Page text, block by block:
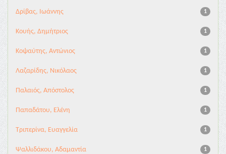
1
Δρίβας, Ιωάννης
1
Κουής, Δημήτριος
1
Κοψαύτης, Αντώνιος
1
Λαζαρίδης, Νικόλαος
1
Παλαιός, Απόστολος
1
Παπαδάτου, Ελένη
1
Τριπερίνα, Ευαγγελία
1
Ψαλλιδάκου, Αδαμαντία